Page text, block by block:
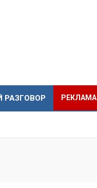
РАЗГОВОР РЕКЛАМА